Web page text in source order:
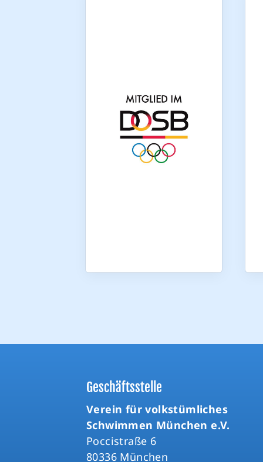
Geschäftsstelle
Verein für volkstümliches
Schwimmen München e.V.
Poccistraße 6
80336 München